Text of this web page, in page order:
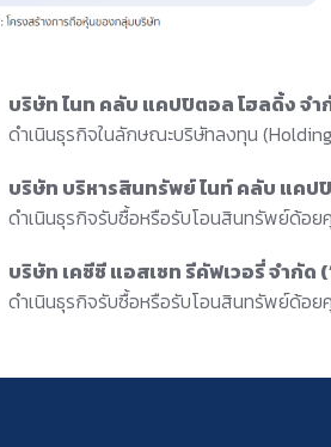
บริษัท ไนท คลับ แคปปิตอล โฮลดิ้ง จำ
ดำเนินธุรกิจในลักษณะบริษัทลงทุน
บริษัท บริหารสินทรัพย์ ไนท์ คลับ แค
ดำเนินธุรกิจรับซื้อหรือรับโอนสินทรัพย์ด้อ
บริษัท เคซีซี แอสเซท รีคัฟเวอรี่ จำกัด
ดำเนินธุรกิจรับซื้อหรือรับโอนสินทรัพย์ด้